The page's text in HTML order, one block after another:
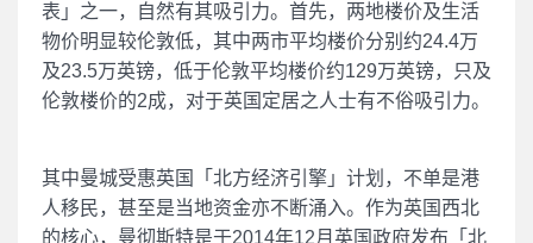
表」之一，自然有其吸引力。首先，两地楼价及生活
物价明显较伦敦低，其中两市平均楼价分别约24.4万
及23.5万英镑，低于伦敦平均楼价约129万英镑，只及
伦敦楼价的2成，对于英国定居之人士有不俗吸引力。
其中曼城受惠英国「北方经济引擎」计划，不单是港
人移民，甚至是当地资金亦不断涌入。作为英国西北
的核心，曼彻斯特是于2014年12月英国政府发布「北